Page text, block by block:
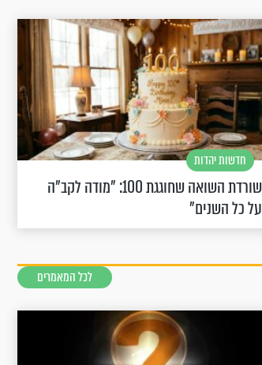
חדשות יהדות
שורדת השואה שחוגגת 100: "מודה לקב"ה
על כל השנים"
לכל המאמרים